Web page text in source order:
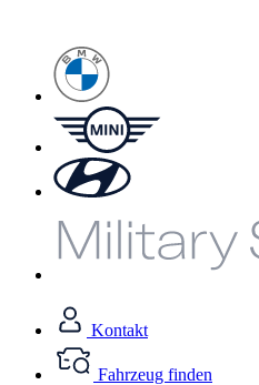
Kontakt
Fahrzeug finden